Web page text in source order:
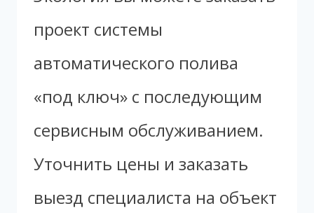
проект системы
автоматического полива
«под ключ» с последующим
сервисным обслуживанием.
Уточнить цены и заказать
выезд специалиста на объект